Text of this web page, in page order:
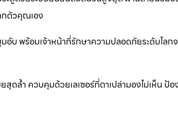
ตัวคุณเอง
บ พร้อมเจ้าหน้าที่รักษาความปลอดภัยระดับโลก
ล้ำ ควบคุมด้วยเลเซอร์ที่ตาเปล่ามองไม่เห็น ป้อ